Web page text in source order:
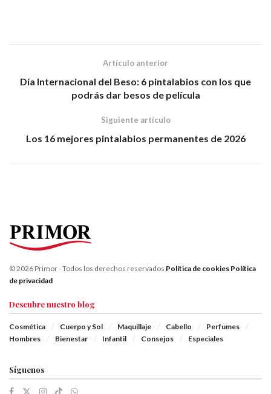
Artículo anterior
Día Internacional del Beso: 6 pintalabios con los que
podrás dar besos de película
Siguiente artículo
Los 16 mejores pintalabios permanentes de 2026
© 2026 Primor - Todos los derechos reservados Política de cookies Política
de privacidad
Descubre nuestro blog
Cosmética Cuerpo y Sol Maquillaje Cabello
Perfumes
Hombres
Bienestar Infantil Consejos Especiales
Síguenos